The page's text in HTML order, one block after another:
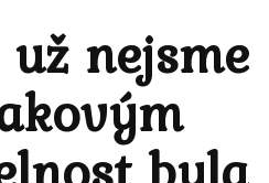
nejsme